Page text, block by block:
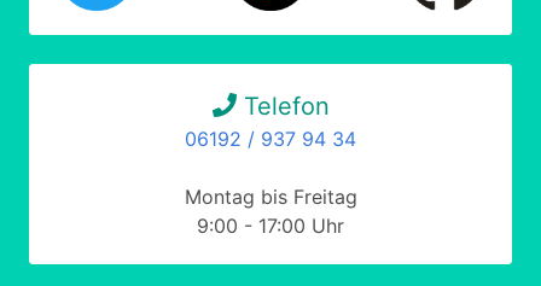
Telefon
06192 / 937 94 34
Montag bis Freitag
9:00 - 17:00 Uhr